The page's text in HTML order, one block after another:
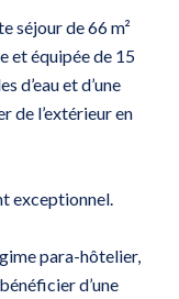
séjour de 66 m²
et équipée de 15
d’eau et d’une
de l’extérieur en
exceptionnel.
para-hôtelier,
d’une